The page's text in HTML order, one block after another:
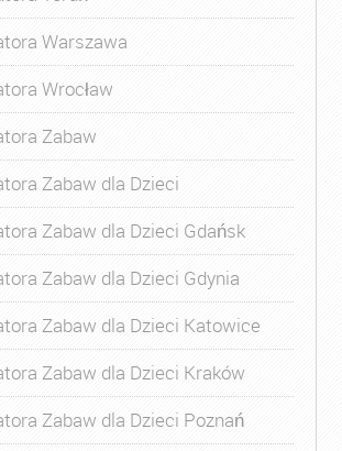
Warszawa
Wrocław
Zabaw
Zabaw dla Dzieci
Zabaw dla Dzieci Gdańsk
Zabaw dla Dzieci Gdynia
Zabaw dla Dzieci Katowice
Zabaw dla Dzieci Kraków
Zabaw dla Dzieci Poznań